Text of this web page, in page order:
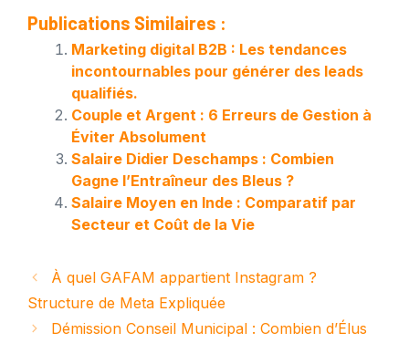
Publications Similaires :
Marketing digital B2B : Les tendances
incontournables pour générer des leads
qualifiés.
Couple et Argent : 6 Erreurs de Gestion à
Éviter Absolument
Salaire Didier Deschamps : Combien
Gagne l’Entraîneur des Bleus ?
Salaire Moyen en Inde : Comparatif par
Secteur et Coût de la Vie
À quel GAFAM appartient Instagram ?
Structure de Meta Expliquée
Démission Conseil Municipal : Combien d’Élus